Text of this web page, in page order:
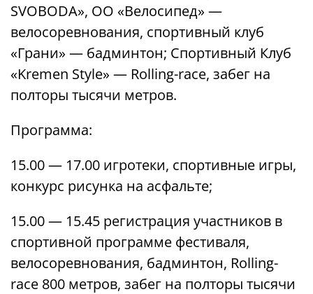
SVOBODA», ОО «Велосипед» —
велосоревнования, спортивный клуб
«Грани» — бадминтон; Спортивный Клуб
«Kremen Style» — Rolling-race, забег на
полторы тысячи метров.
Программа:
15.00 — 17.00 игротеки, спортивные игры,
конкурс рисунка на асфальте;
15.00 — 15.45 регистрация участников в
спортивной программе фестиваля,
велосоревнования, бадминтон, Rolling-
race 800 метров, забег на полторы тысячи